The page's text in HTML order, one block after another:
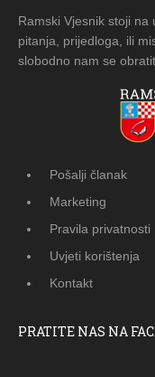
Ramski Vjesnik stoji na
pitanja, prijedloga, ili
slobodno nam se
Pošalji članak
Marketing
Pravila privatnosti
Uvjeti korištenja
Kontakt
PRATITE NAS NA